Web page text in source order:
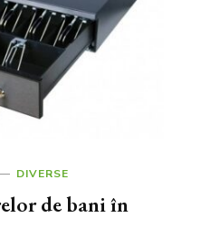
DIVERSE
de bani în